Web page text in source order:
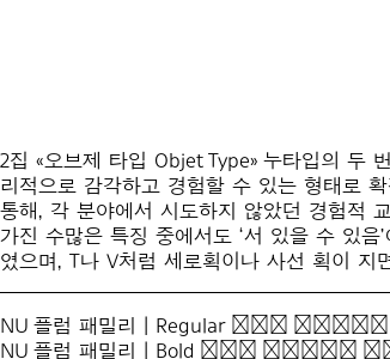
2집 «오브제 타입 Objet Type» 누타입의 두
리적으로 감각하고 경험할 수 있는 형태로
통해, 각 분야에서 시도하지 않았던 경험적
가진 수많은 특징 중에서도 ‘서 있을 수 있
였으며, T나 V처럼 세로획이나 사선 획이
NU 플럼 패밀리 | Regular The
NU 플럼 패밀리 | Bold The harsh